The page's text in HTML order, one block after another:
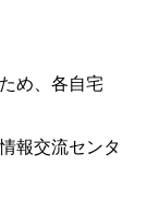
各自宅
流センタ